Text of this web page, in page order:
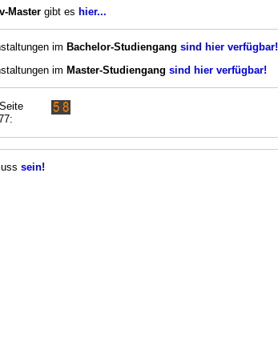
Master gibt es hier...
im Bachelor-Studiengang sind hier verfügbar!
im Master-Studiengang sind hier verfügbar!
sein!